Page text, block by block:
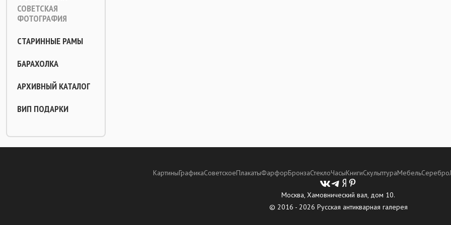
СОВЕТСКАЯ
ФОТОГРАФИЯ
СТАРИННЫЕ РАМЫ
БАРАХОЛКА
АРХИВНЫЙ КАТАЛОГ
ВИП ПОДАРКИ
КартиныГрафикаСоветскоеПлакатыФарфорБронзаСтеклоЧасыКнигиСкульптураМебельСеребро
Москва, Хамовнический вал, дом 10.
© 2016 - 2026 Русская антикварная галерея